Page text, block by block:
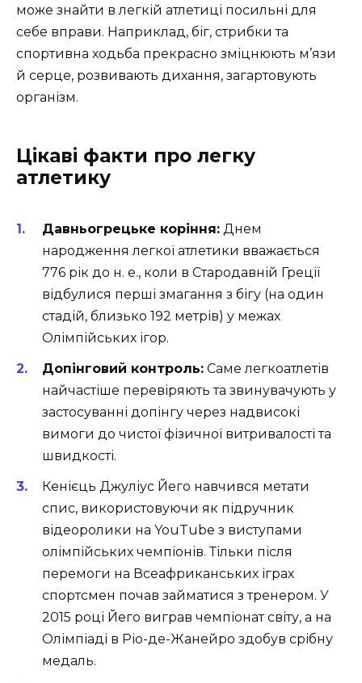
може знайти в легкій атлетиці посильні для
себе вправи. Наприклад, біг, стрибки та
спортивна ходьба прекрасно зміцнюють м’язи
й серце, розвивають дихання, загартовують
організм.
Цікаві факти про легку
атлетику
Давньогрецьке коріння: Днем
народження легкої атлетики вважається
776 рік до н. е., коли в Стародавній Греції
відбулися перші змагання з бігу (на один
стадій, близько 192 метрів) у межах
Олімпійських ігор.
Допінговий контроль: Саме легкоатлетів
найчастіше перевіряють та звинувачують у
застосуванні допінгу через надвисокі
вимоги до чистої фізичної витривалості та
швидкості.
Кенієць Джуліус Йего навчився метати
спис, використовуючи як підручник
відеоролики на YouTube з виступами
олімпійських чемпіонів. Тільки після
перемоги на Всеафриканських іграх
спортсмен почав займатися з тренером. У
2015 році Йего виграв чемпіонат світу, а на
Олімпіаді в Ріо-де-Жанейро здобув срібну
медаль.